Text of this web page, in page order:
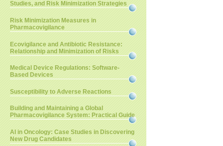
Studies, and Risk Minimization Strategies
Risk Minimization Measures in
Pharmacovigilance
Ecovigilance and Antibiotic Resistance:
Relationship and Minimization of Risks
Medical Device Regulations: Software-
Based Devices
Susceptibility to Adverse Reactions
Building and Maintaining a Global
Pharmacovigilance System: Practical Guide
AI in Oncology: Case Studies in Discovering
New Drug Candidates